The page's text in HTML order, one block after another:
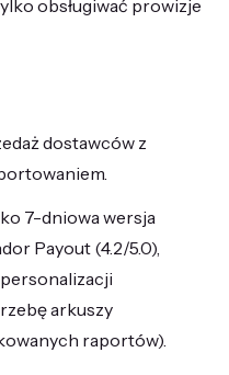
obsługiwać prowizje
dostawców z
7-dniowa wersja
Payout (4.2/5.0),
arkuszy
raportów).